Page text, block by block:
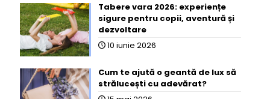
Tabere vara 2026: experiențe
sigure pentru copii, aventură și
dezvoltare
10 iunie 2026
Cum te ajută o geantă de lux să
strălucești cu adevărat?